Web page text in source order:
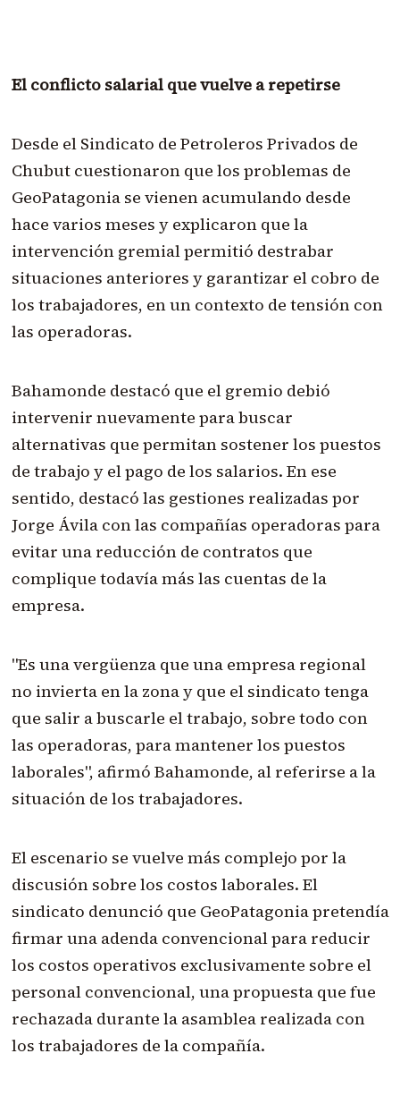
El conflicto salarial que vuelve a repetirse
Desde el Sindicato de Petroleros Privados de
Chubut cuestionaron que los problemas de
GeoPatagonia se vienen acumulando desde
hace varios meses y explicaron que la
intervención gremial permitió destrabar
situaciones anteriores y garantizar el cobro de
los trabajadores, en un contexto de tensión con
las operadoras.
Bahamonde destacó que el gremio debió
intervenir nuevamente para buscar
alternativas que permitan sostener los puestos
de trabajo y el pago de los salarios. En ese
sentido, destacó las gestiones realizadas por
Jorge Ávila con las compañías operadoras para
evitar una reducción de contratos que
complique todavía más las cuentas de la
empresa.
"Es una vergüenza que una empresa regional
no invierta en la zona y que el sindicato tenga
que salir a buscarle el trabajo, sobre todo con
las operadoras, para mantener los puestos
laborales", afirmó Bahamonde, al referirse a la
situación de los trabajadores.
El escenario se vuelve más complejo por la
discusión sobre los costos laborales. El
sindicato denunció que GeoPatagonia pretendía
firmar una adenda convencional para reducir
los costos operativos exclusivamente sobre el
personal convencional, una propuesta que fue
rechazada durante la asamblea realizada con
los trabajadores de la compañía.